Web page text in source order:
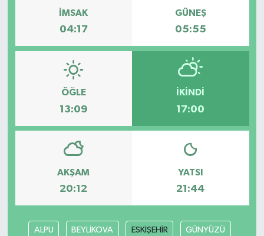
İMSAK
04:17
GÜNEŞ
05:55
ÖĞLE
13:09
İKINDI
17:00
AKŞAM
20:12
YATSI
21:44
ALPU BEYLİKOVA ESKİŞEHİR GÜNYÜZÜ